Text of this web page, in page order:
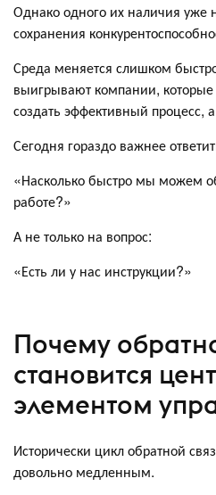
Однако одного их наличия уже
сохранения
Среда меняется слишком
выигрывают компании,
создать эффективный процесс,
Сегодня гораздо важнее
«Насколько быстро мы можем
работе?»
А не только на вопрос:
«Есть ли у нас инструкции?»
Почему
становится
элементом
Исторически цикл обратной
довольно медленным.